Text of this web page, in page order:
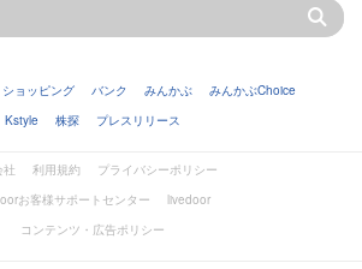
ショッピング バンク みんかぶ
みんかぶChoice
Kstyle
株探 プレスリリース
社 利用規約
プライバシーポリシー
お客様サポートセンター
livedoor
コンテンツ・広告ポリシー